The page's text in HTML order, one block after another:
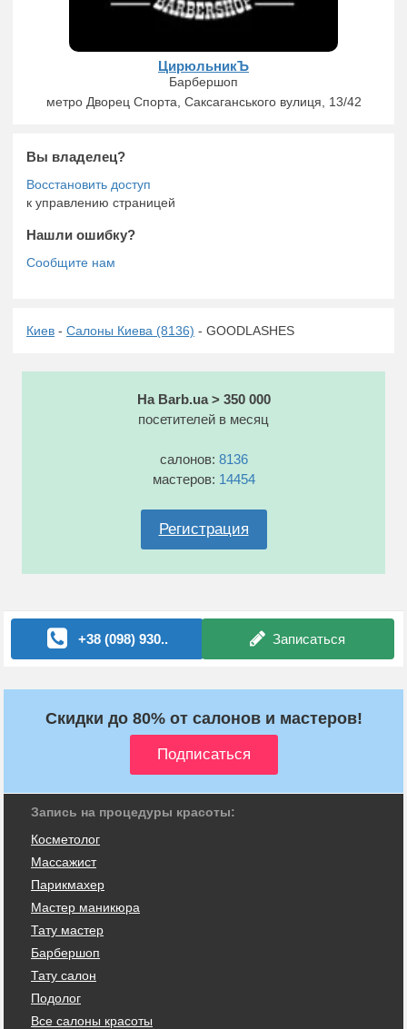
ЦирюльникЪ
Барбершоп
метро Дворец Спорта, Саксаганського вулиця, 13/42
Вы владелец?
к управлению страницей
Нашли ошибку?
Киев - Салоны Киева (8136) - GOODLASHES
На Barb.ua > 350 000
посетителей в месяц
салонов: 8136
мастеров: 14454
Регистрация
+38 (098) 930.. Записаться
Скидки до 80% от салонов и мастеров!
Запись на процедуры красоты:
Косметолог
Массажист
Парикмахер
Мастер маникюра
Тату мастер
Барбершоп
Тату салон
Подолог
Все салоны красоты